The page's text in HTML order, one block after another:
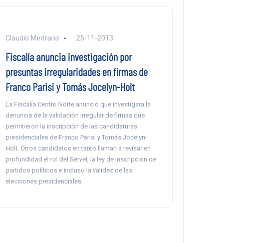
Claudio Medrano 25-11-2013
Fiscalía anuncia investigación por
presuntas irregularidades en firmas de
Franco Parisi y Tomás Jocelyn-Holt
La Fiscalía Centro Norte anunció que investigará la
denuncia de la validación irregular de firmas que
permitieron la inscripción de las candidaturas
presidenciales de Franco Parisi y Tomás Jocelyn-
Holt. Otros candidatos en tanto llaman a revisar en
profundidad el rol del Servel, la ley de inscripción de
partidos políticos e incluso la validez de las
elecciones presidenciales.